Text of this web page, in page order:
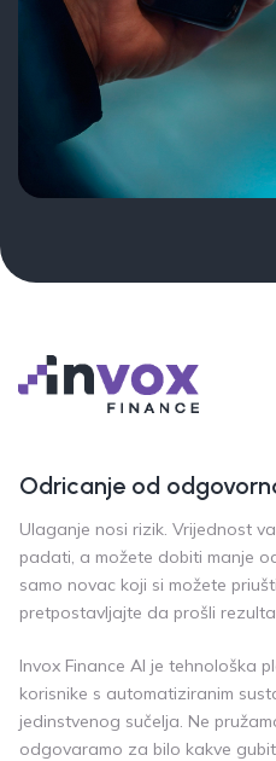
Odricanje od
Ulaganje nosi rizik. Vrijednost
padati, a možete dobiti manje
samo novac koji si možete
pretpostavljajte da prošli
Invox Finance AI je tehnološka
korisnike s automatiziranim
jedinstvenog sučelja. Ne
odgovaramo za bilo kakve